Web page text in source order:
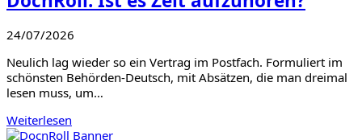
24/07/2026
Neulich lag wieder so ein Vertrag im Postfach. Formuliert im
schönsten Behörden-Deutsch, mit Absätzen, die man dreimal
lesen muss, um…
Weiterlesen